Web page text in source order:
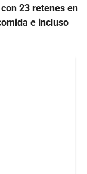
23 retenes en
e incluso